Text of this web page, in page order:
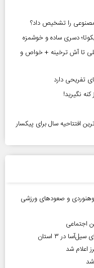
را تشخیص داد؟
دسری ساده و خوشمزه
تا آش ترخینه + خواص و
تفریحی دارد
نگیرید!
و صعودهای ورزشی
اجتماعی
اعلام شد